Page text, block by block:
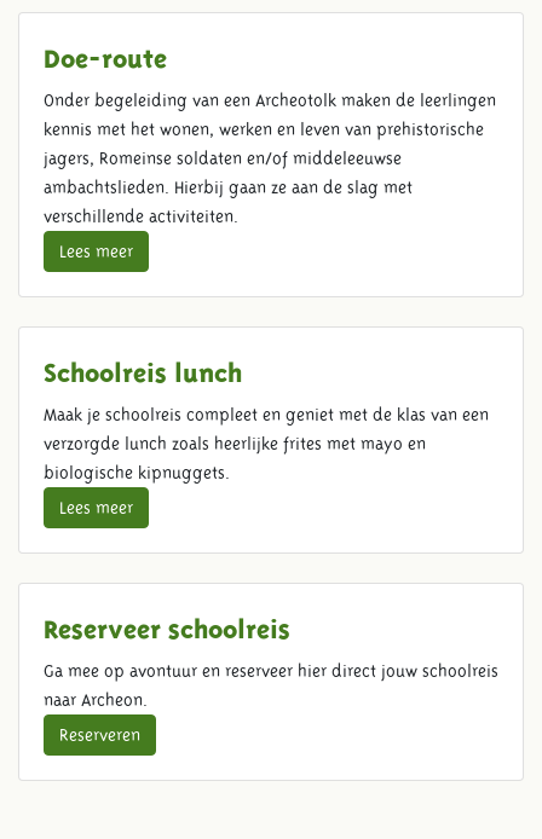
Doe-route
Onder begeleiding van een Archeotolk maken de leerlingen
kennis met het wonen, werken en leven van prehistorische
jagers, Romeinse soldaten en/of middeleeuwse
ambachtslieden. Hierbij gaan ze aan de slag met
verschillende activiteiten.
Lees meer
Schoolreis lunch
Maak je schoolreis compleet en geniet met de klas van een
verzorgde lunch zoals heerlijke frites met mayo en
biologische kipnuggets.
Lees meer
Reserveer schoolreis
Ga mee op avontuur en reserveer hier direct jouw schoolreis
naar Archeon.
Reserveren